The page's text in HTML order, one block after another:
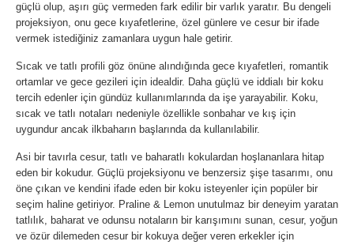
güçlü olup, aşırı güç vermeden fark edilir bir varlık yaratır. Bu dengeli
projeksiyon, onu gece kıyafetlerine, özel günlere ve cesur bir ifade
vermek istediğiniz zamanlara uygun hale getirir.
Sıcak ve tatlı profili göz önüne alındığında gece kıyafetleri, romantik
ortamlar ve gece gezileri için idealdir. Daha güçlü ve iddialı bir koku
tercih edenler için gündüz kullanımlarında da işe yarayabilir. Koku,
sıcak ve tatlı notaları nedeniyle özellikle sonbahar ve kış için
uygundur ancak ilkbaharın başlarında da kullanılabilir.
Asi bir tavırla cesur, tatlı ve baharatlı kokulardan hoşlananlara hitap
eden bir kokudur. Güçlü projeksiyonu ve benzersiz şişe tasarımı, onu
öne çıkan ve kendini ifade eden bir koku isteyenler için popüler bir
seçim haline getiriyor. Praline & Lemon unutulmaz bir deneyim yaratan
tatlılık, baharat ve odunsu notaların bir karışımını sunan, cesur, yoğun
ve özür dilemeden cesur bir kokuya değer veren erkekler için